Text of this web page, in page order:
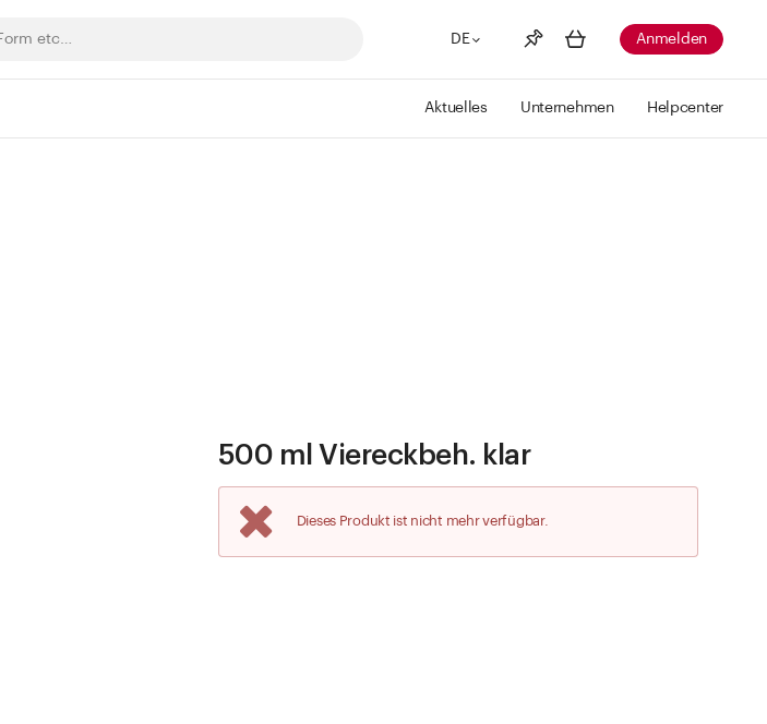
DE
Merkliste Mehr anzeigen
Zu den Merklisten
Anmelden
Aktuelles Unternehmen Helpcenter
500 ml Viereckbeh. klar
Dieses Produkt ist nicht mehr verfügbar.